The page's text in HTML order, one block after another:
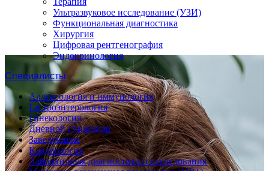
Ультразвуковое исследование (УЗИ)
Функциональная диагностика
Хирургия
Цифровая рентгенография
Эндокринология
Специалисты
Аллергология и иммунология
Гастроэнтерология
Гинекология
Дневной стационар
Заведующие
Кардиология
Лабораторная диагностика и исследования